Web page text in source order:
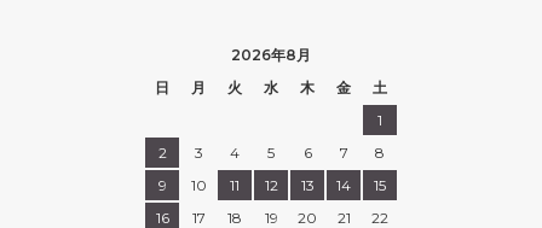
2026年8月
日
月 火 水 木 金
土
1
2
3 4 5 6 7
8
9
10 11 12 13 14
15
16
17 18 19 20 21
22